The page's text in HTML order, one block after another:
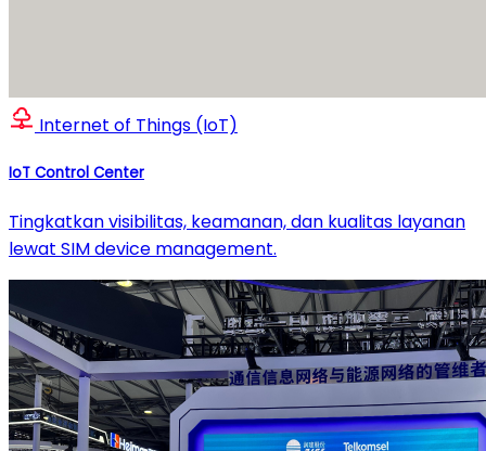
Internet of Things (IoT)
IoT Control Center
Tingkatkan visibilitas, keamanan, dan kualitas layanan
lewat SIM device management.